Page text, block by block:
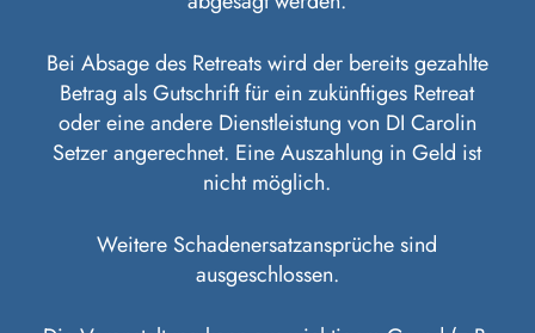
Bei Absage des Retreats wird der bereits gezahlte
Betrag als Gutschrift für ein zukünftiges Retreat
oder eine andere Dienstleistung von DI Carolin
Setzer angerechnet. Eine Auszahlung in Geld ist
nicht möglich.
Weitere Schadenersatzansprüche sind
ausgeschlossen.